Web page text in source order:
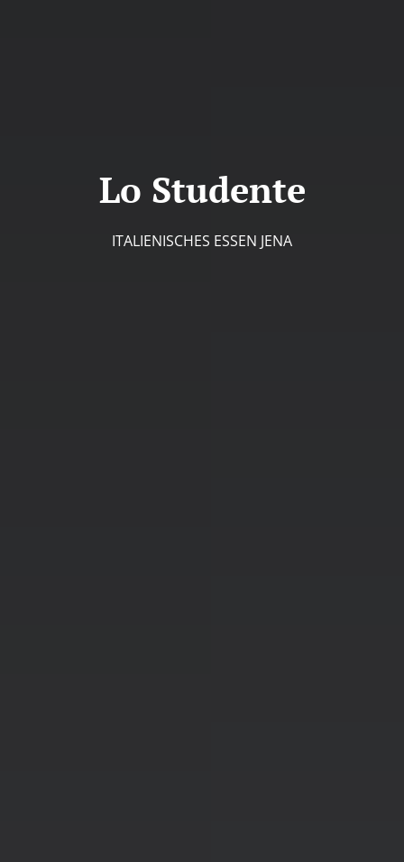
Lo Studente
ITALIENISCHES ESSEN JENA